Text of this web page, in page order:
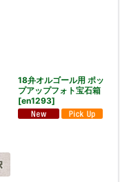
18弁オルゴール用 ポッ
プアップフォト宝石箱
[en1293]